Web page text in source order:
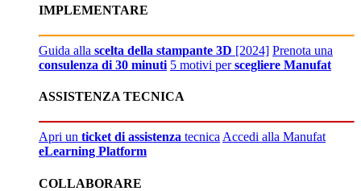
IMPLEMENTARE
Guida alla scelta della stampante 3D [2024] Prenota una
consulenza di 30 minuti 5 motivi perscegliere Manufat
ASSISTENZA TECNICA
Apri un ticket di assistenza tecnicaAccedi alla Manufat
eLearning Platform
COLLABORARE